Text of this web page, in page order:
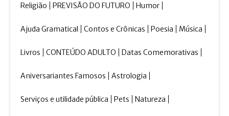
Religião PREVISÃO DO FUTURO Humor
Ajuda Gramatical Contos e Crônicas Poesia Música
Livros CONTEÚDO ADULTO Datas Comemorativas
Aniversariantes Famosos Astrologia
Serviços e utilidade pública Pets Natureza